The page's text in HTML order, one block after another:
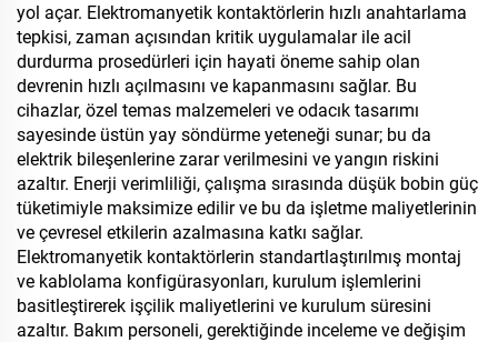
yol açar. Elektromanyetik kontaktörlerin hızlı anahtarlama
tepkisi, zaman açısından kritik uygulamalar ile acil
durdurma prosedürleri için hayati öneme sahip olan
devrenin hızlı açılmasını ve kapanmasını sağlar. Bu
cihazlar, özel temas malzemeleri ve odacık tasarımı
sayesinde üstün yay söndürme yeteneği sunar; bu da
elektrik bileşenlerine zarar verilmesini ve yangın riskini
azaltır. Enerji verimliliği, çalışma sırasında düşük bobin güç
tüketimiyle maksimize edilir ve bu da işletme maliyetlerinin
ve çevresel etkilerin azalmasına katkı sağlar.
Elektromanyetik kontaktörlerin standartlaştırılmış montaj
ve kablolama konfigürasyonları, kurulum işlemlerini
basitleştirerek işçilik maliyetlerini ve kurulum süresini
azaltır. Bakım personeli, gerektiğinde inceleme ve değişim